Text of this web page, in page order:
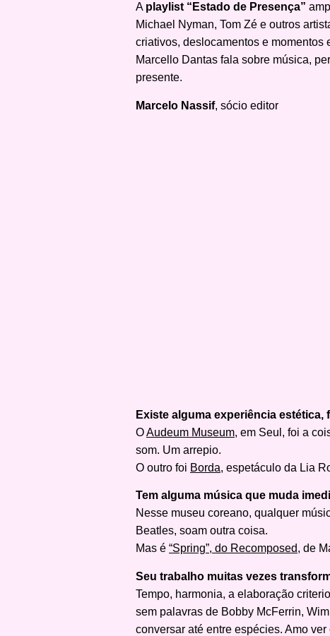
A playlist “Estado de Presença”
Michael Nyman, Tom Zé e outros
criativos, deslocamentos e momentos
Marcello Dantas fala sobre música,
presente.
Marcelo Nassif, sócio editor
Existe alguma experiência
OAudeum Museum, em Seul, foi a
som. Um arrepio.
O outro foi Borda, espetáculo da Lia
Tem alguma música que muda
Nesse museu coreano, qualquer
Beatles, soam outra coisa.
Mas é “Spring”, do Recomposed, de
Seu trabalho muitas vezes
Tempo, harmonia, a elaboração
sem palavras de Bobby McFerrin,
conversar até entre espécies. Amo